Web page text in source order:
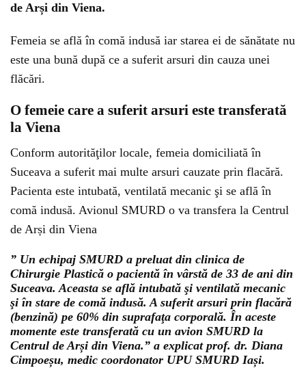
de Arși din Viena.
Femeia se află în comă indusă iar starea ei de sănătate nu
este una bună după ce a suferit arsuri din cauza unei
flăcări.
O femeie care a suferit arsuri este transferată
la Viena
Conform autorităţilor locale, femeia domiciliată în
Suceava a suferit mai multe arsuri cauzate prin flacără.
Pacienta este intubată, ventilată mecanic şi se află în
comă indusă. Avionul SMURD o va transfera la Centrul
de Arși din Viena
” Un echipaj SMURD a preluat din clinica de
Chirurgie Plastică o pacientă în vârstă de 33 de ani din
Suceava. Aceasta se află intubată şi ventilată mecanic
şi în stare de comă indusă. A suferit arsuri prin flacără
(benzină) pe 60% din suprafaţa corporală. În aceste
momente este transferată cu un avion SMURD la
Centrul de Arși din Viena.” a explicat prof. dr. Diana
Cimpoeșu, medic coordonator UPU SMURD Iași.